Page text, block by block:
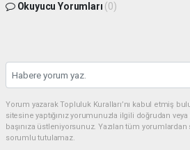
Okuyucu Yorumları (0)
Yorum yazarak Topluluk Kuralları’nı kabul etmiş
sitesine yaptığınız yorumunuzla ilgili doğrudan
başınıza üstleniyorsunuz. Yazılan tüm
sorumlu tutulamaz.